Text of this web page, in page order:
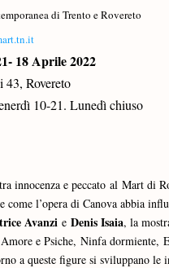
di Trento e Rovereto
18 Aprile 2022
Rovereto
10-21. Lunedì chiuso
tra innocenza e peccato al Mart di
l’opera di Canova abbia
Avanzi e Denis Isaia, la
e Psiche, Ninfa dormiente,
a queste figure si sviluppano